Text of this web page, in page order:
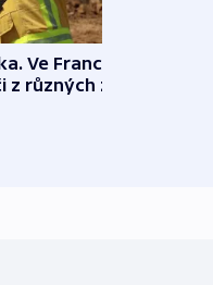
Ve Francii
různých zemí